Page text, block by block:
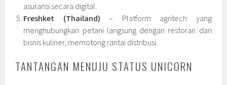
asuransi secara digital.
Freshket (Thailand) – Platform agritech yang
menghubungkan petani langsung dengan restoran dan
bisnis kuliner, memotong rantai distribusi.
TANTANGAN MENUJU STATUS UNICORN